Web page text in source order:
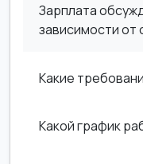
Зарплата
зависимости от
Какие
Какой график